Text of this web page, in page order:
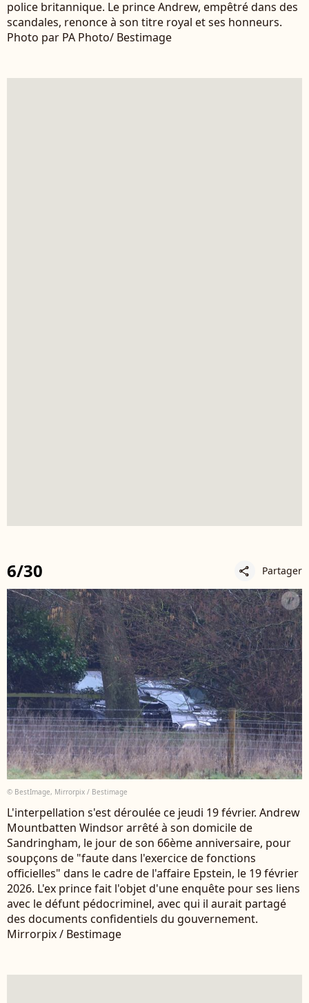
police britannique. Le prince Andrew, empêtré dans des
scandales, renonce à son titre royal et ses honneurs.
Photo par PA Photo/ Bestimage
6/30 share Partager
© BestImage, Mirrorpix / Bestimage
L'interpellation s'est déroulée ce jeudi 19 février. Andrew
Mountbatten Windsor arrêté à son domicile de
Sandringham, le jour de son 66ème anniversaire, pour
soupçons de "faute dans l'exercice de fonctions
officielles" dans le cadre de l'affaire Epstein, le 19 février
2026. L'ex prince fait l'objet d'une enquête pour ses liens
avec le défunt pédocriminel, avec qui il aurait partagé
des documents confidentiels du gouvernement.
Mirrorpix / Bestimage